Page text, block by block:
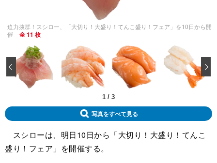
迫力抜群！スシロー、「大切り！大盛り！てんこ盛り！フェア」を10日から開
催
全 11 枚
1 / 3
‹
写真をすべて見る
スシローは、明日10日から「大切り！大盛り！てんこ
盛り！フェア」を開催する。